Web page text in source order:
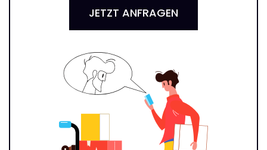
JETZT ANFRAGEN